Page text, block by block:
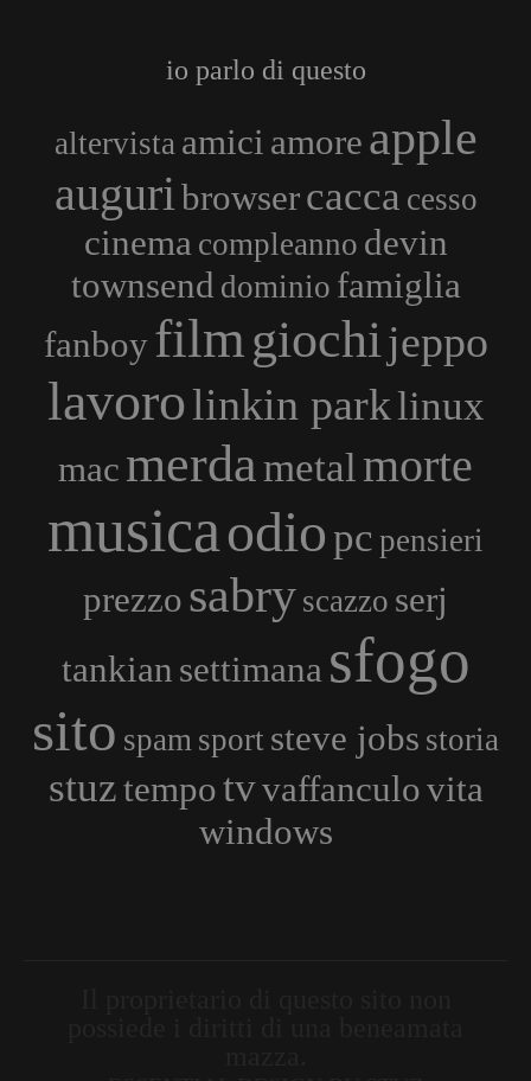
io parlo di questo
altervista amici amore apple
auguribrowsercacca cesso
cinema compleanno devin
townsend dominio famiglia
fanboyfilmgiochijeppo
lavorolinkin parklinux
mac merdametal morte
musicaodio pc pensieri
prezzo sabry scazzo serj
tankian settimana sfogo
sito spam sport steve jobs storia
stuztempotvvaffanculovita
windows